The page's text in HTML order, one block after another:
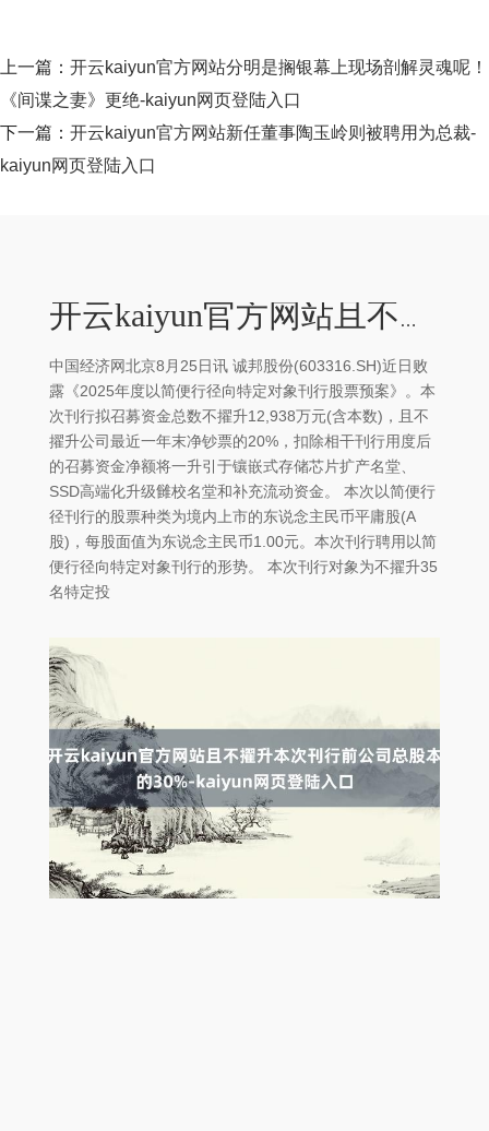
上一篇： 开云kaiyun官方网站分明是搁银幕上现场剖解灵魂呢！
《间谍之妻》更绝-kaiyun网页登陆入口
下一篇： 开云kaiyun官方网站新任董事陶玉岭则被聘用为总裁-
kaiyun网页登陆入口
开云kaiyun官方网站且不擢升本次刊行前公司总股本的30%-kaiyun网页登陆入口
中国经济网北京8月25日讯 诚邦股份(603316.SH)近日败
露《2025年度以简便行径向特定对象刊行股票预案》。本
次刊行拟召募资金总数不擢升12,938万元(含本数)，且不
擢升公司最近一年末净钞票的20%，扣除相干刊行用度后
的召募资金净额将一升引于镶嵌式存储芯片扩产名堂、
SSD高端化升级雠校名堂和补充流动资金。 本次以简便行
径刊行的股票种类为境内上市的东说念主民币平庸股(A
股)，每股面值为东说念主民币1.00元。本次刊行聘用以简
便行径向特定对象刊行的形势。 本次刊行对象为不擢升35
名特定投